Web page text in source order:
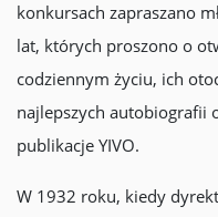
konkursach zapraszano
lat, których proszono o
codziennym życiu, ich
najlepszych autobiografii
publikacje YIVO.
W 1932 roku, kiedy